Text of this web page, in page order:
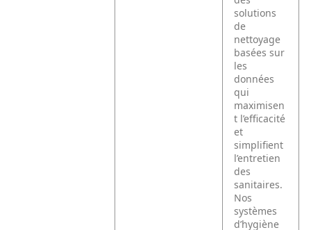
solutions
de
nettoyage
basées sur
les
données
qui
maximisen
t l’efficacité
et
simplifient
l’entretien
des
sanitaires.
Nos
systèmes
d’hygiène